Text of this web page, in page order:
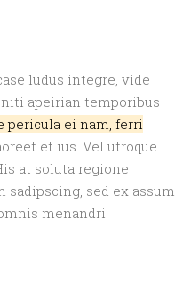
ludus integre, vide
apeirian temporibus
pericula ei nam, ferri
et ius. Vel utroque
at soluta regione
sed ex assum
menandri